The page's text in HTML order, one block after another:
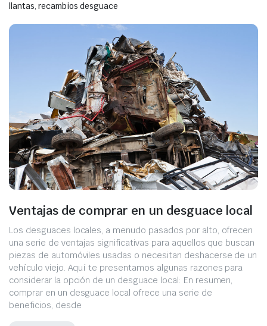
llantas, recambios desguace
Ventajas de comprar en un desguace local
Los desguaces locales, a menudo pasados por alto, ofrecen
una serie de ventajas significativas para aquellos que buscan
piezas de automóviles usadas o necesitan deshacerse de un
vehículo viejo. Aquí te presentamos algunas razones para
considerar la opción de un desguace local: En resumen,
comprar en un desguace local ofrece una serie de
beneficios, desde